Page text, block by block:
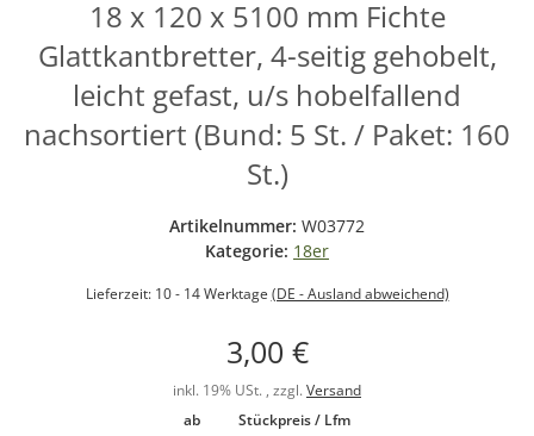
18 x 120 x 5100 mm Fichte
Glattkantbretter, 4-seitig gehobelt,
leicht gefast, u/s hobelfallend
nachsortiert (Bund: 5 St. / Paket: 160
St.)
Artikelnummer: W03772
Kategorie: 18er
Lieferzeit: 10 - 14 Werktage (DE - Ausland abweichend)
3,00 €
inkl. 19% USt. , zzgl. Versand
ab
Stückpreis / Lfm